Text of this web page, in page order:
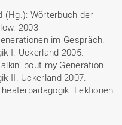
(Hg.): Wörterbuch der
2003
im Gespräch.
I. Uckerland 2005.
bout my Generation.
II. Uckerland 2007.
Lektionen